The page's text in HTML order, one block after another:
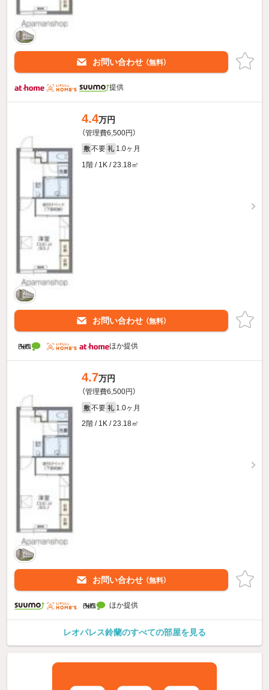
お問い合わせ （無料）
提供
4.4万円
（管理費6,500円）
敷 不要 礼 1.0ヶ月
1階 / 1K / 23.18㎡
お問い合わせ （無料）
ほか提供
4.7万円
（管理費6,500円）
敷 不要 礼 1.0ヶ月
2階 / 1K / 23.18㎡
お問い合わせ （無料）
ほか提供
レオパレス鈴蘭のすべての部屋を見る